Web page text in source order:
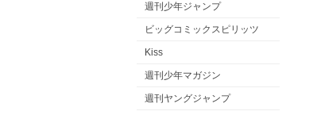
週刊少年ジャンプ
ビッグコミックスピリッツ
Kiss
週刊少年マガジン
週刊ヤングジャンプ